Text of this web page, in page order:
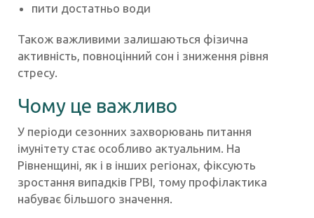
пити достатньо води
Також важливими залишаються фізична
активність, повноцінний сон і зниження рівня
стресу.
Чому це важливо
У періоди сезонних захворювань питання
імунітету стає особливо актуальним. На
Рівненщині, як і в інших регіонах, фіксують
зростання випадків ГРВІ, тому профілактика
набуває більшого значення.